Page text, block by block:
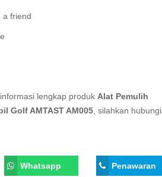
a friend
lengkap produk Alat Pemulih
Golf AMTAST AM005 , silahkan hubungi
Whatsapp Penawaran